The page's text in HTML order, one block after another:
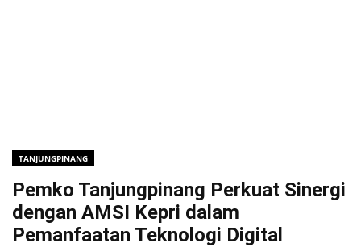
TANJUNGPINANG
Pemko Tanjungpinang Perkuat Sinergi
dengan AMSI Kepri dalam
Pemanfaatan Teknologi Digital